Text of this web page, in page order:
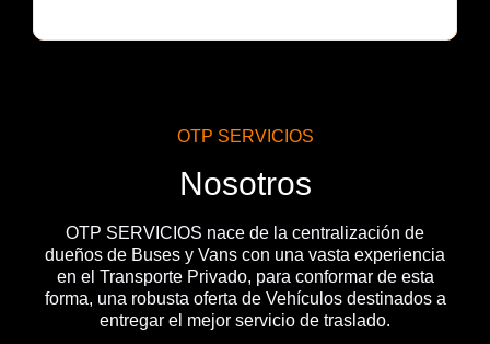
OTP SERVICIOS
Nosotros
OTP SERVICIOS nace de la centralización de
dueños de Buses y Vans con una vasta experiencia
en el Transporte Privado, para conformar de esta
forma, una robusta oferta de Vehículos destinados a
entregar el mejor servicio de traslado.